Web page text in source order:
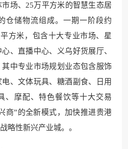
场、25万平方米的智慧生态居
仓储物流组成。一期一阶段约
方米，包含十大专业市场、星
、直播中心、义乌好货展厅、
中专业市场规划业态包含服饰
、文体玩具、糖酒副食、日用
、摩配、特色餐饮等十大交易
商”的全新模式，加快推进贵港
略性新兴产业城。。